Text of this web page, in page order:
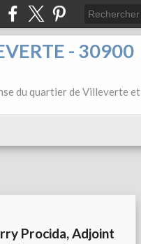
- 30900
du quartier de Villeverte et
Procida, Adjoint